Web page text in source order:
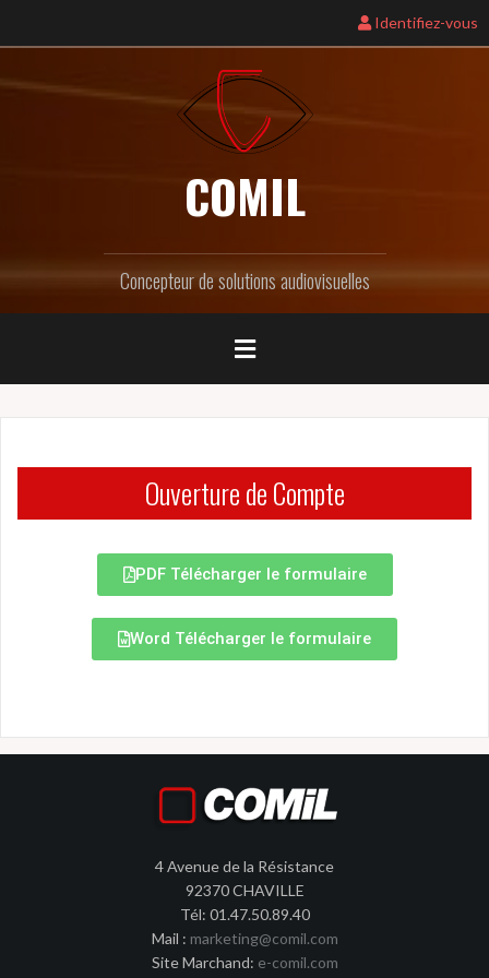
Identifiez-vous
COMIL
Concepteur de solutions audiovisuelles
Ouverture de Compte
PDF Télécharger le formulaire
Word Télécharger le formulaire
4 Avenue de la Résistance
92370 CHAVILLE
Tél: 01.47.50.89.40
Mail : marketing@comil.com
Site Marchand: e-comil.com